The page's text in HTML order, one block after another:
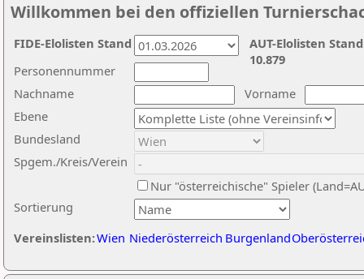
Willkommen bei den offiziellen
Nachname
Vorname
Ebene
Sortierung
Personennummer
Bundesland
Spgem./Kreis/Verein
Nur "österreichische" Spieler
Vereinslisten:Wien Niederösterreich Burgenland
AUT-Elolisten
10.879
FIDE-Elolisten Stand